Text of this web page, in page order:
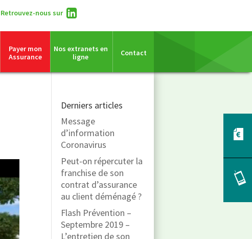
Retrouvez-nous sur
Payer mon
Assurance
Nos extranets en
ligne
Contact
Derniers articles
Message
d’information
Coronavirus
Peut-on répercuter la
franchise de son
contrat d’assurance
au client déménagé ?
Flash Prévention –
Septembre 2019 –
L’entretien de son